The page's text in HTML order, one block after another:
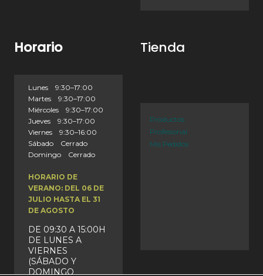
Horario
Lunes 9:30–17:00
Martes 9:30–17:00
Miércoles 9:30–17:00
Jueves 9:30–17:00
Viernes 9:30–16:00
Sábado Cerrado
Domingo Cerrado
HORARIO DE
VERANO: DEL 06 DE
JULIO HASTA EL 31
DE AGOSTO
DE 09:30 A 15:00H
DE LUNES A
VIERNES
(SÁBADO Y
DOMINGO
Tienda
Productos
Profesional
Mis Pedidos